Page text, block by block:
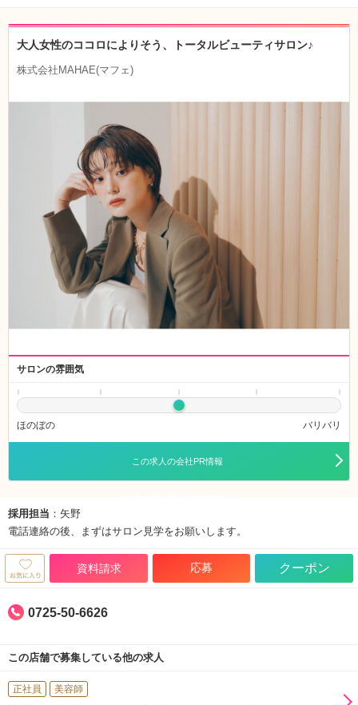
大人女性のココロによりそう、トータルビューティサロン♪
株式会社MAHAE(マフェ)
サロンの雰囲気
ほのぼの バリバリ
この求人の会社PR情報
採用担当 ：矢野
電話連絡の後、まずはサロン見学をお願いします。
資料請求 応募 クーポン
0725-50-6626
この店舗で募集している他の求人
正社員 美容師